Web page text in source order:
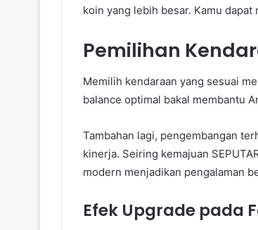
koin yang lebih besar. Kamu
Pemilihan
Memilih kendaraan yang sesuai
balance optimal bakal membantu
Tambahan lagi, pengembangan
kinerja. Seiring kemajuan
modern menjadikan pengalaman
Efek Upgrade pada